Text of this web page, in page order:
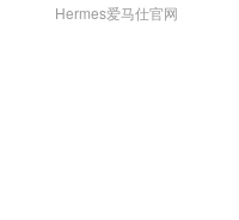
Hermes爱马仕官网